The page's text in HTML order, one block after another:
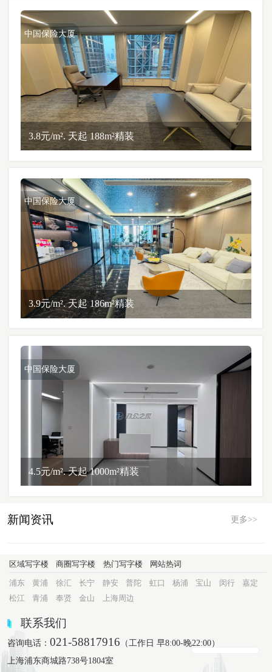
中国保险大厦
3.8元/m². 天起 188m²精装
中国保险大厦
3.9元/m². 天起 186m²精装
中国保险大厦
4.5元/m². 天起 1000m²精装
新闻资讯 更多>>
区域写字楼 商圈写字楼 热门写字楼 网站热词
浦东 黄浦 徐汇 长宁 静安 普陀 虹口 杨浦 宝山 闵行
嘉定
松江
青浦 奉贤 金山 上海周边
联系我们
咨询电话：021-58817916 （工作日 早8:00-晚22:00）
上海浦东商城路738号1804室